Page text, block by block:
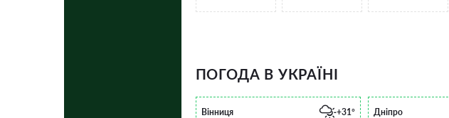
ПОГОДА В УКРАЇНІ
Вінниця +31° Дніпро